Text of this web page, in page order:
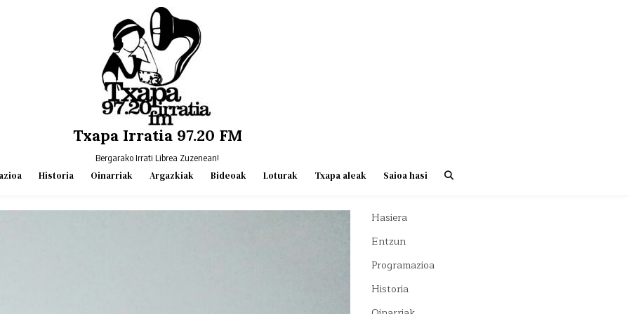
Txapa Irratia 97.20 FM
Bergarako Irrati Librea Zuzenean!
Historia Oinarriak Argazkiak Bideoak Loturak Txapa aleak Saioa hasi
Hasiera
Entzun
Programazioa
Historia